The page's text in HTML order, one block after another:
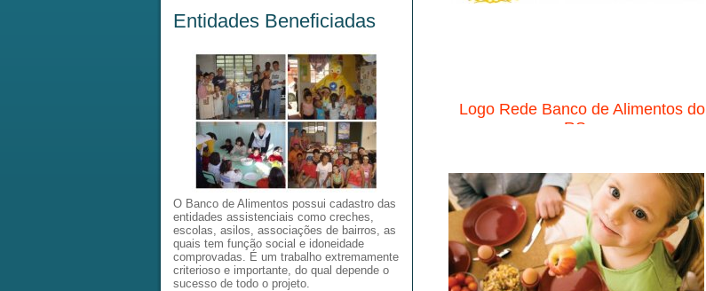
Entidades Beneficiadas
O Banco de Alimentos possui cadastro das
entidades assistenciais como creches,
escolas, asilos, associações de bairros, as
quais tem função social e idoneidade
comprovadas. É um trabalho extremamente
criterioso e importante, do qual depende o
sucesso de todo o projeto.
Logo Rede Banco de Alimentos do
RS...